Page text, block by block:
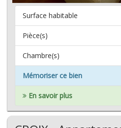
Surface habitable
Pièce(s)
Chambre(s)
Mémoriser ce bien
En savoir plus